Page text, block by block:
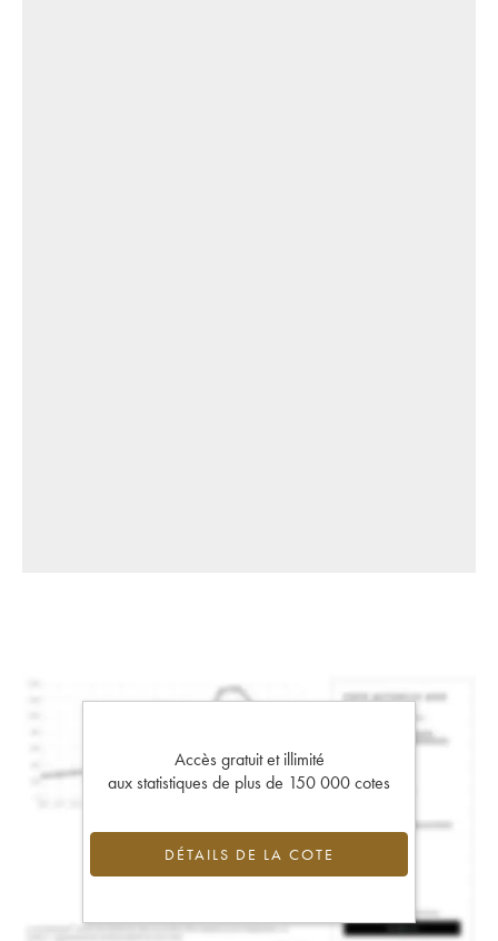
Accès gratuit et illimité
aux statistiques de plus de 150 000 cotes
DÉTAILS DE LA COTE